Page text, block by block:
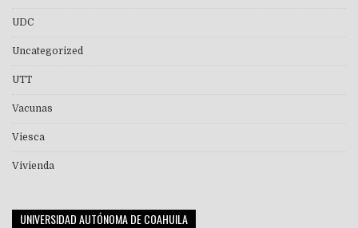
UDC
Uncategorized
UTT
Vacunas
Viesca
Vivienda
UNIVERSIDAD AUTÓNOMA DE COAHUILA